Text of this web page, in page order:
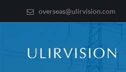
overseas@ulirvision.com